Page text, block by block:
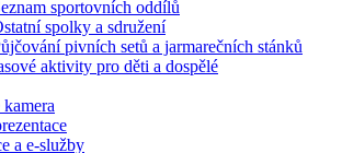
sportovních oddílů
spolky a sdružení
pivních setů a jarmarečních stánků
aktivity pro děti a dospělé
a e-služby